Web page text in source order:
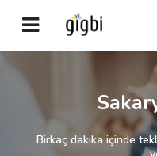
Anasayfa
Giriş Yap
Birkaç dakika içinde